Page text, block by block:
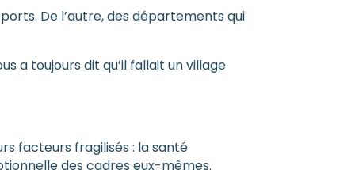
De l’autre, des départements qui
a toujours dit qu’il fallait un village
facteurs fragilisés : la santé
des cadres eux-mêmes.